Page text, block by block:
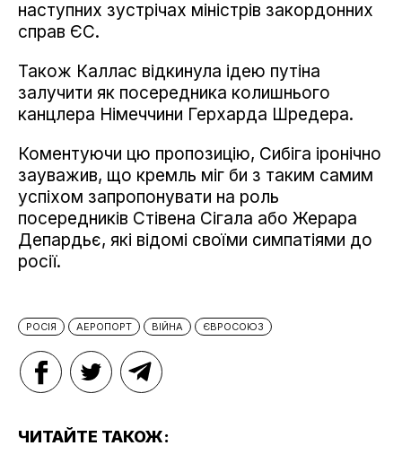
наступних зустрічах міністрів закордонних
справ ЄС.
Також Каллас відкинула ідею путіна
залучити як посередника колишнього
канцлера Німеччини Герхарда Шредера.
Коментуючи цю пропозицію, Сибіга іронічно
зауважив, що кремль міг би з таким самим
успіхом запропонувати на роль
посередників Стівена Сігала або Жерара
Депардьє, які відомі своїми симпатіями до
росії.
РОСІЯ АЕРОПОРТ ВІЙНА ЄВРОСОЮЗ
ЧИТАЙТЕ ТАКОЖ: